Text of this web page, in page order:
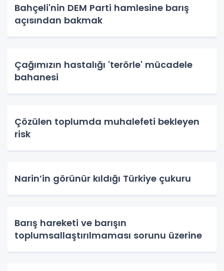
Bahçeli'nin DEM Parti hamlesine barış
açısından bakmak
Çağımızın hastalığı 'terörle' mücadele
bahanesi
Çözülen toplumda muhalefeti bekleyen
risk
Narin’in görünür kıldığı Türkiye çukuru
Barış hareketi ve barışın
toplumsallaştırılmaması sorunu üzerine